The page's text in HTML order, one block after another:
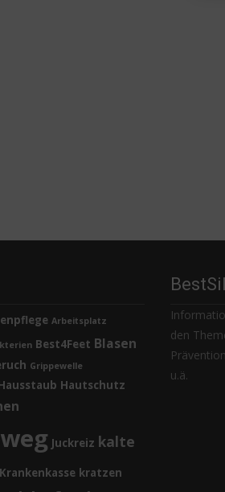
Arbeitsplatz
Best4Feet Blasen
Grippewelle
Hautschutz
Juckreiz kalte
Krankenkasse kratzen
den
u.ä.